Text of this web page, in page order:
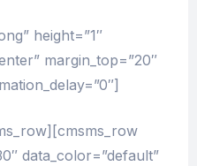
height=”1″
margin_top=”20″
data_color=”default”